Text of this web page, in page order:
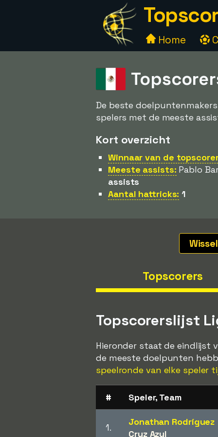
Home
De beste
spelers met de meeste
Kort overzicht
Winnaar van de
Meeste assists: Pablo
assists
Aantal hattricks: 1
Topscorers
Topscorerslijst
Hieronder staat de eindlijst
de meeste doelpunten
speelronde van elke speler
# Speler, Team
1.
Jonathan Rodríguez
Cruz Azul